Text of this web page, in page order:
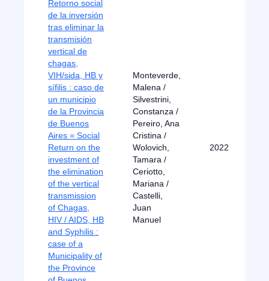
Retorno social
de la inversión
tras eliminar la
transmisión
vertical de
chagas,
VIH/sida, HB y
sífilis : caso de
un municipio
de la Provincia
de Buenos
Aires = Social
Return on the
investment of
the elimination
of the vertical
transmission
of Chagas,
HIV / AIDS, HB
and Syphilis :
case of a
Municipality of
the Province
Monteverde,
Malena /
Silvestrini,
Constanza /
Pereiro, Ana
Cristina /
Wolovich,
Tamara /
Ceriotto,
Mariana /
Castelli,
Juan
Manuel
2022